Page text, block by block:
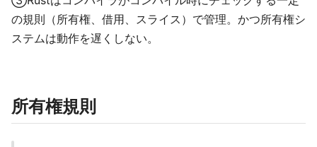
の規則（所有権、借用、スライス）で管理。かつ所有権シ
ステムは動作を遅くしない。
所有権規則